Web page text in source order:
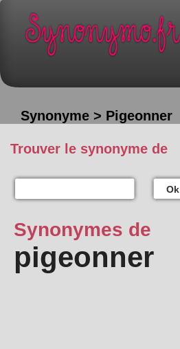
Synonyme > Pigeonner
Trouver le synonyme de
Ok
Synonymes de
pigeonner